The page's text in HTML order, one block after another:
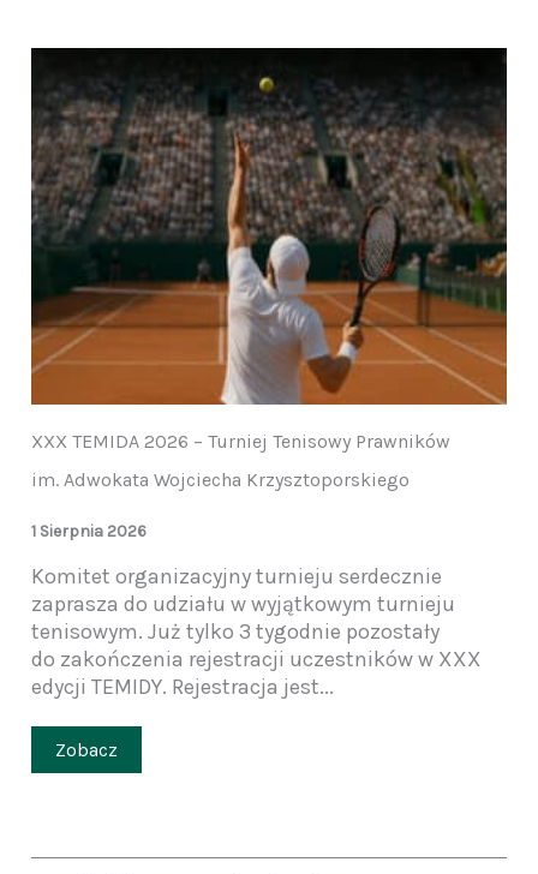
XXX TEMIDA 2026 – Turniej Tenisowy Prawników
im. Adwokata Wojciecha Krzysztoporskiego
1 Sierpnia 2026
Komitet organizacyjny turnieju serdecznie
zaprasza do udziału w wyjątkowym turnieju
tenisowym. Już tylko 3 tygodnie pozostały
do zakończenia rejestracji uczestników w XXX
edycji TEMIDY. Rejestracja jest...
Zobacz